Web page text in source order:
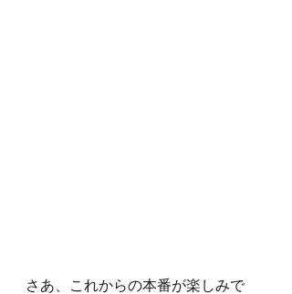
さあ、これからの本番が楽しみで